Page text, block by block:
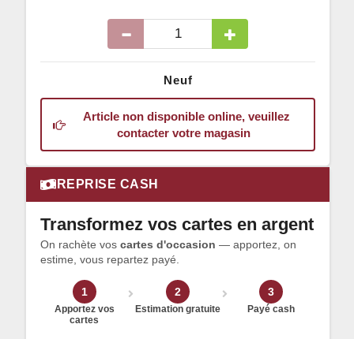
Neuf
Article non disponible online, veuillez
contacter votre magasin
REPRISE CASH
Transformez vos cartes en argent
On rachète vos cartes d'occasion — apportez, on
estime, vous repartez payé.
1
Apportez vos
cartes
2
Estimation gratuite
3
Payé cash